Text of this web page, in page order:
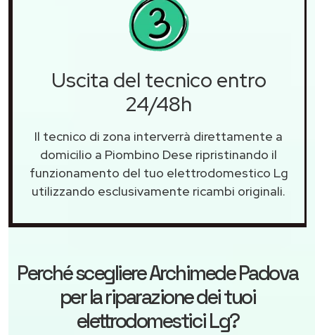
Uscita del tecnico entro
24/48h
Il tecnico di zona interverrà direttamente a
domicilio a Piombino Dese ripristinando il
funzionamento del tuo elettrodomestico Lg
utilizzando esclusivamente ricambi originali.
Perché scegliereArchimede Padova
per la riparazione dei tuoi
elettrodomestici Lg?